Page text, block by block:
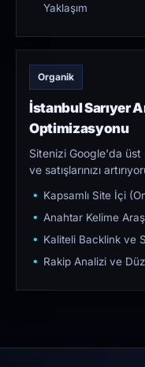
Yaklaşım
Organik
İstanbul Sarıyer
Optimizasyonu
Sitenizi Google'da üst
ve satışlarınızı
Kapsamlı Site İçi
Anahtar Kelime
Kaliteli Backlink ve
Rakip Analizi ve